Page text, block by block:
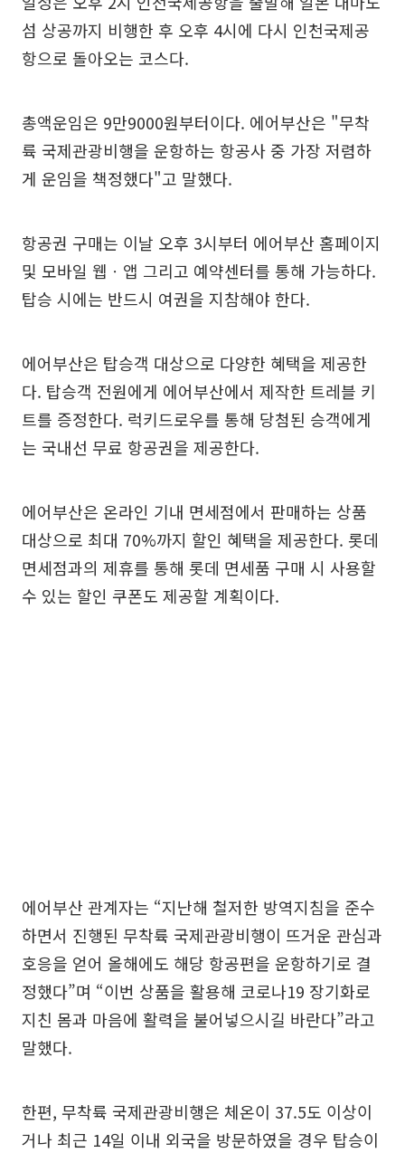
섬 상공까지 비행한 후 오후 4시에 다시 인천국제공
항으로 돌아오는 코스다.
총액운임은 9만9000원부터이다. 에어부산은 "무착
륙 국제관광비행을 운항하는 항공사 중 가장 저렴하
게 운임을 책정했다"고 말했다.
항공권 구매는 이날 오후 3시부터 에어부산 홈페이지
및 모바일 웹ㆍ앱 그리고 예약센터를 통해 가능하다.
탑승 시에는 반드시 여권을 지참해야 한다.
에어부산은 탑승객 대상으로 다양한 혜택을 제공한
다. 탑승객 전원에게 에어부산에서 제작한 트레블 키
트를 증정한다. 럭키드로우를 통해 당첨된 승객에게
는 국내선 무료 항공권을 제공한다.
에어부산은 온라인 기내 면세점에서 판매하는 상품
대상으로 최대 70%까지 할인 혜택을 제공한다. 롯데
면세점과의 제휴를 통해 롯데 면세품 구매 시 사용할
수 있는 할인 쿠폰도 제공할 계획이다.
에어부산 관계자는 “지난해 철저한 방역지침을 준수
하면서 진행된 무착륙 국제관광비행이 뜨거운 관심과
호응을 얻어 올해에도 해당 항공편을 운항하기로 결
정했다”며 “이번 상품을 활용해 코로나19 장기화로
지친 몸과 마음에 활력을 불어넣으시길 바란다”라고
말했다.
한편, 무착륙 국제관광비행은 체온이 37.5도 이상이
거나 최근 14일 이내 외국을 방문하였을 경우 탑승이